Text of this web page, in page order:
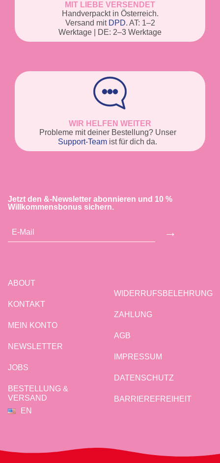
MIT LIEBE VERSENDET
Handverpackt in Österreich.
Versand mit DPD. AT: 1–2
Werktage | DE: 2–3 Werktage
WIR HELFEN WEITER
Probleme mit deiner Bestellung? Unser
Support-Team ist für dich da.
Jetzt den &-Newsletter abonnieren und 10 %
Willkommensbonus sichern.
→
ABOUT
KONTAKT
MEIN KONTO
NEWSLETTER
JOBS
BESTELLUNG &
VERSAND
WIDERRUFSBELEHRUNG
ZAHLUNG
AGB
IMPRESSUM
DATENSCHUTZ
BARRIEREFREIHEIT
EN